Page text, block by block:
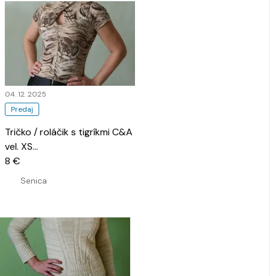
Predaj
04. 12. 2025
Tričko / roláčik s tigríkmi C&A
vel. XS…
Senica
8 €